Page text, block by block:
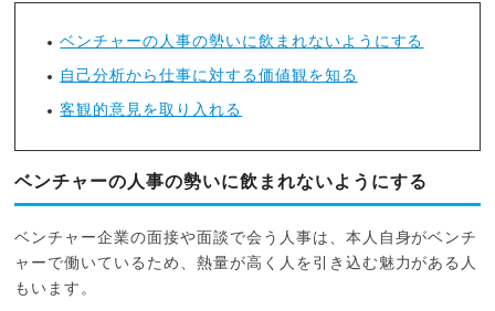
ベンチャーの人事の勢いに飲まれないようにする
自己分析から仕事に対する価値観を知る
客観的意見を取り入れる
ベンチャーの人事の勢いに飲まれないようにする
ベンチャー企業の面接や面談で会う人事は、本人自身がベンチ
ャーで働いているため、熱量が高く人を引き込む魅力がある人
もいます。